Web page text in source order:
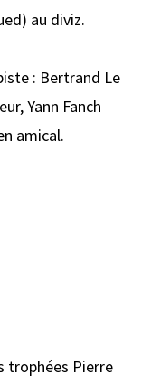
au diviz.
: Bertrand Le
Yann Fanch
amical.
trophées Pierre